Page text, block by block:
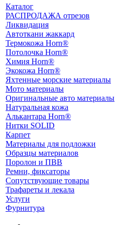
Каталог
РАСПРОДАЖА отрезов
Ликвидация
Автоткани жаккард
Термокожа Horn®
Потолочка Horn®
Химия Horn®
Экокожа Horn®
Яхтенные морские материалы
Мото материалы
Оригинальные авто материалы
Натуральная кожа
Алькантара Horn®
Нитки SOLID
Карпет
Материалы для подложки
Образцы материалов
Поролон и ПВВ
Ремни, фиксаторы
Сопутствующие товары
Трафареты и лекала
Услуги
Фурнитура